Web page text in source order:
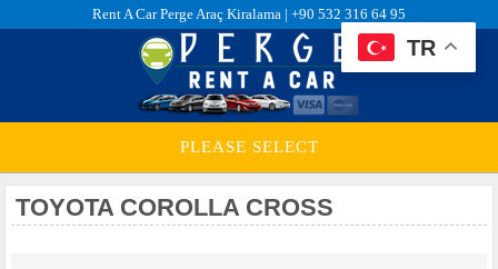
Rent A Car Perge Araç Kiralama | +90 532 316 64 95
PLEASE SELECT
TOYOTA COROLLA CROSS
TR